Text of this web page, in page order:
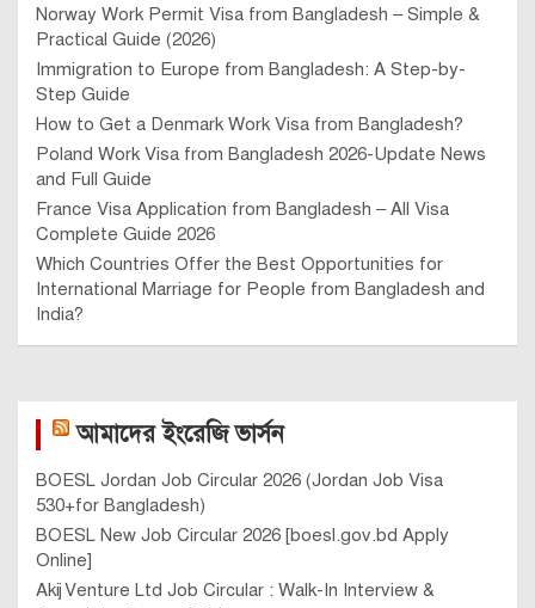
Norway Work Permit Visa from Bangladesh – Simple &
Practical Guide (2026)
Immigration to Europe from Bangladesh: A Step-by-
Step Guide
How to Get a Denmark Work Visa from Bangladesh?
Poland Work Visa from Bangladesh 2026-Update News
and Full Guide
France Visa Application from Bangladesh – All Visa
Complete Guide 2026
Which Countries Offer the Best Opportunities for
International Marriage for People from Bangladesh and
India?
আমাদের ইংরেজি ভার্সন
BOESL Jordan Job Circular 2026 (Jordan Job Visa
530+for Bangladesh)
BOESL New Job Circular 2026 [boesl.gov.bd Apply
Online]
Akij Venture Ltd Job Circular : Walk-In Interview &